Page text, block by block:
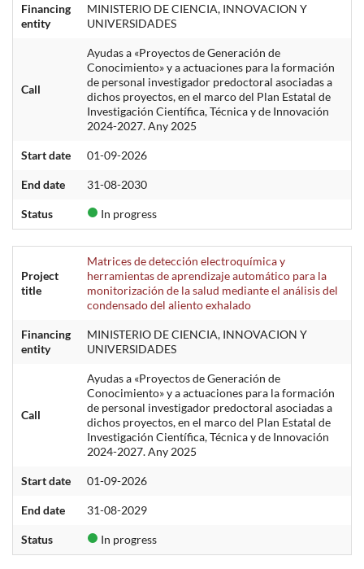
Financing
entity
MINISTERIO DE CIENCIA, INNOVACION Y
UNIVERSIDADES
Call
Ayudas a «Proyectos de Generación de
Conocimiento» y a actuaciones para la formación
de personal investigador predoctoral asociadas a
dichos proyectos, en el marco del Plan Estatal de
Investigación Científica, Técnica y de Innovación
2024-2027. Any 2025
Start date 01-09-2026
End date 31-08-2030
Status In progress
Project
title
Matrices de detección electroquímica y
herramientas de aprendizaje automático para la
monitorización de la salud mediante el análisis del
condensado del aliento exhalado
Financing
entity
MINISTERIO DE CIENCIA, INNOVACION Y
UNIVERSIDADES
Call
Ayudas a «Proyectos de Generación de
Conocimiento» y a actuaciones para la formación
de personal investigador predoctoral asociadas a
dichos proyectos, en el marco del Plan Estatal de
Investigación Científica, Técnica y de Innovación
2024-2027. Any 2025
Start date 01-09-2026
End date 31-08-2029
Status In progress